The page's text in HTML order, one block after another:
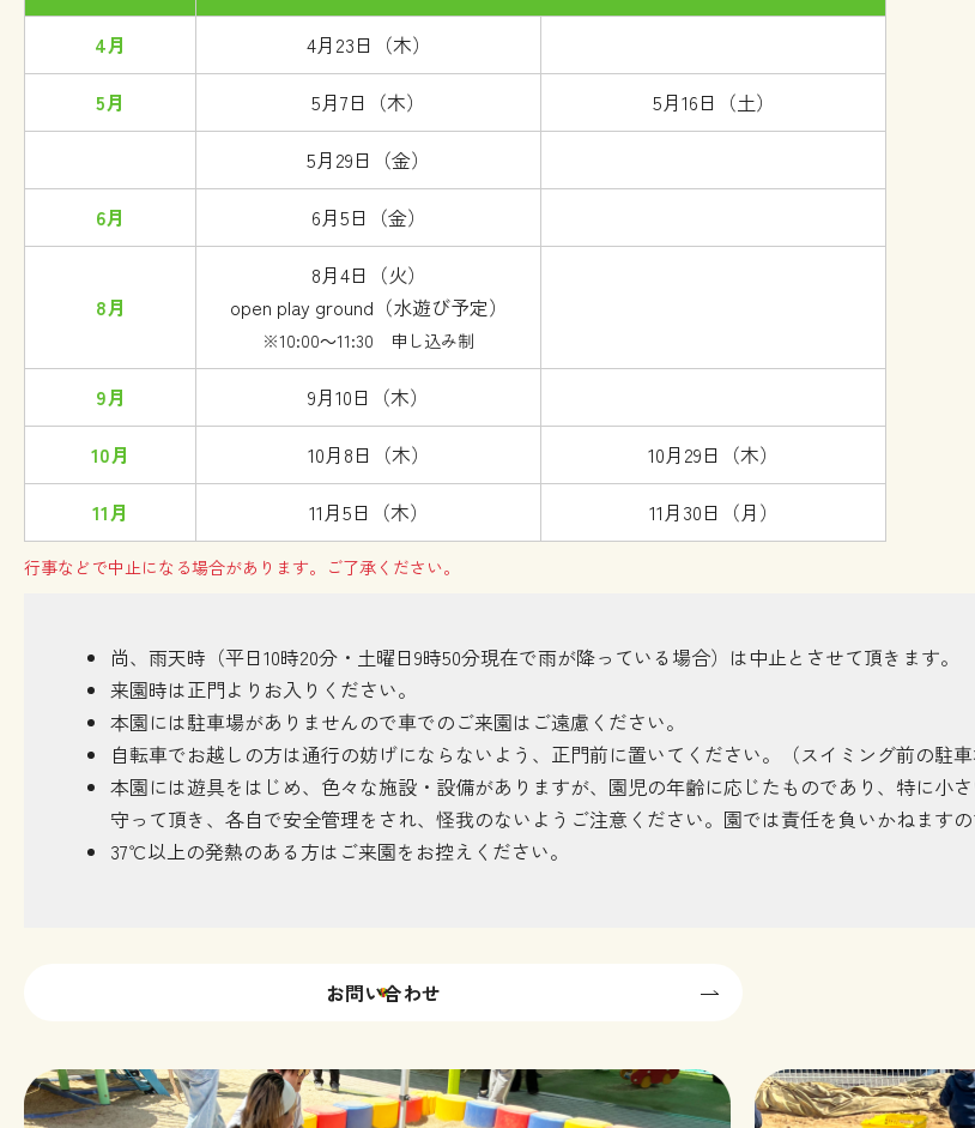
4月
4月23日（木）
5月
5月7日（木）
5月16日（土）
5月29日（金）
6月
6月5日（金）
8月
8月4日（火）
open play ground（水遊び予定）
※10:00～11:30 申し込み制
9月
9月10日（木）
10月
10月8日（木）
10月29日（木）
11月
11月5日（木） 11月30日（月）
行事などで中止になる場合があります。ご了承ください。
尚、雨天時（平日10時20分・土曜日9時50分現在で雨が降っている場合）は中止とさせて頂きます。
来園時は正門よりお入りください。
本園には駐車場がありませんので車でのご来園はご遠慮ください。
自転車でお越しの方は通行の妨げにならないよう、正門前に置いてください。（スイミング前の駐
本園には遊具をはじめ、色々な施設・設備がありますが、園児の年齢に応じたものであり、特に小
守って頂き、各自で安全管理をされ、怪我のないようご注意ください。園では責任を負いかねますの
37℃以上の発熱のある方はご来園をお控えください。
お問い合わせ